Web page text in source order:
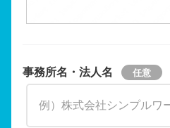
事務所名・法人名